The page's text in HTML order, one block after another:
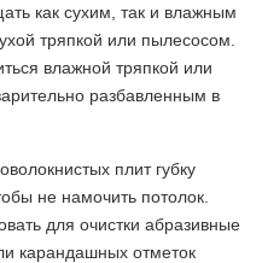
как сухим, так и влажным
тряпкой или пылесосом.
влажной тряпкой или
разбавленным в
плит губку
не намочить потолок.
для очистки абразивные
карандашных отметок